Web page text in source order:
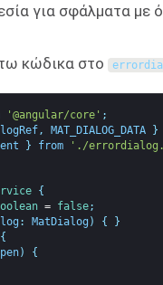
για σφάλματα με
κώδικα στο
'@angular/core' ;
, MAT_DIALOG_DATA
}
} from './
{
= false;
: MatDialog ) {
}
{
)
{